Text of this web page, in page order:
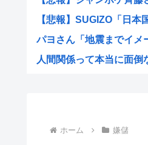
【悲報】SUGIZO「日
パヨさん「地震までイメ
人間関係って本当に面倒
ホーム 嫌儲